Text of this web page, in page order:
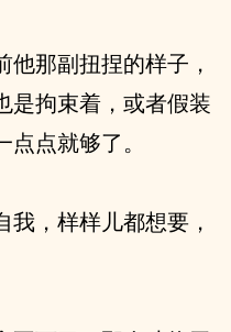
那副扭捏的样子，
是拘束着，或者假装
点就够了。
，样样儿都想要，